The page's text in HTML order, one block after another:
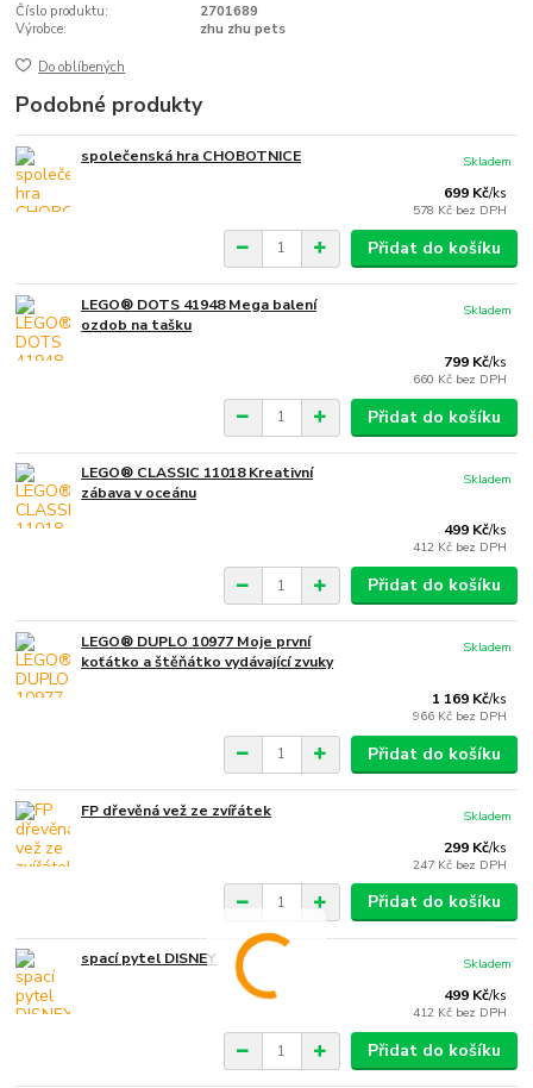
Číslo produktu:
2701689
Výrobce:
zhu zhu pets
Do oblíbených
Podobné produkty
společenská hra CHOBOTNICE
699 Kč/ks
578 Kč bez DPH
Skladem
Přidat do košíku
LEGO® DOTS 41948 Mega balení
ozdob na tašku
799 Kč/ks
660 Kč bez DPH
Skladem
Přidat do košíku
LEGO® CLASSIC 11018 Kreativní
zábava v oceánu
499 Kč/ks
412 Kč bez DPH
Skladem
Přidat do košíku
LEGO® DUPLO 10977 Moje první
koťátko a štěňátko vydávající zvuky
1 169 Kč/ks
966 Kč bez DPH
Skladem
Přidat do košíku
FP dřevěná vež ze zvířátek
299 Kč/ks
247 Kč bez DPH
Skladem
Přidat do košíku
spací pytel DISNEY
499 Kč/ks
412 Kč bez DPH
Skladem
Přidat do košíku